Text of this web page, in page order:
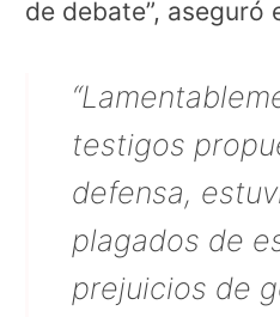
de debate”, aseguró
testigos
defensa,
plagados de
prejuicios de